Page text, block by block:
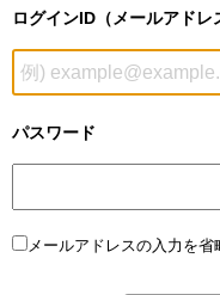
ログインID（メールアドレ
パスワード
メールアドレスの入力を省